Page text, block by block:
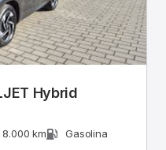
Hybrid
8.000 km
Gasolina